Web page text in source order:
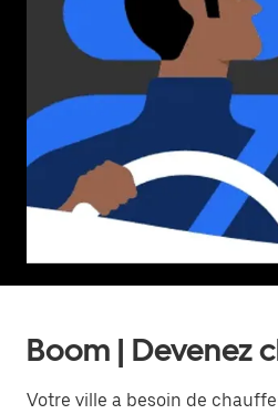
Boom | Devenez
Votre ville a besoin de